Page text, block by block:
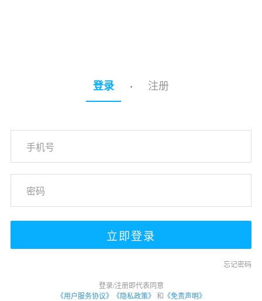
登录 · 注册
忘记密码
登录/注册即代表同意
《用户服务协议》
《隐私政策》 和 《免责声明》